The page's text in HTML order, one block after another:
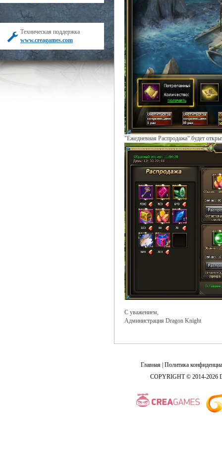
Техническая поддержка
www.creagames.com
"Ежедневная Распродажа“ будет
С уважением,
Администрация Dragon Knight
Главная Политика
COPYRIGHT © 2014-2026